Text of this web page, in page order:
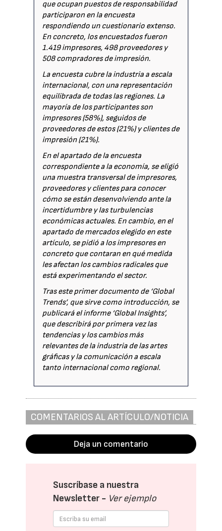
que ocupan puestos de responsabilidad
participaron en la encuesta
respondiendo un cuestionario extenso.
En concreto, los encuestados fueron
1.419 impresores, 498 proveedores y
508 compradores de impresión.
La encuesta cubre la industria a escala
internacional, con una representación
equilibrada de todas las regiones. La
mayoría de los participantes son
impresores (58%), seguidos de
proveedores de estos (21%) y clientes de
impresión (21%).
En el apartado de la encuesta
correspondiente a la economía, se eligió
una muestra transversal de impresores,
proveedores y clientes para conocer
cómo se están desenvolviendo ante la
incertidumbre y las turbulencias
económicas actuales. En cambio, en el
apartado de mercados elegido en este
artículo, se pidió a los impresores en
concreto que contaran en qué medida
les afectan los cambios radicales que
está experimentando el sector.
Tras este primer documento de ‘Global
Trends’, que sirve como introducción, se
publicará el informe ‘Global Insights’,
que describirá por primera vez las
tendencias y los cambios más
relevantes de la industria de las artes
gráficas y la comunicación a escala
tanto internacional como regional.
COMENTARIOS AL ARTÍCULO/NOTICIA
Deja un comentario
Suscríbase a nuestra
Newsletter - Ver ejemplo